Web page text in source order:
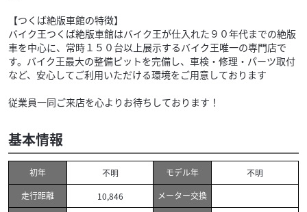
【つくば絶版車館の特徴】
バイク王つくば絶版車館はバイク王が仕入れた９０年代までの絶版
車を中心に、常時１５０台以上展示するバイク王唯一の専門店で
す。バイク王最大の整備ピットを完備し、車検・修理・パーツ取付
など、安心してご利用いただける環境をご用意しております
従業員一同ご来店を心よりお待ちしております！
基本情報
初年 不明 モデル年
不明
走行距離
10,846 メーター交換